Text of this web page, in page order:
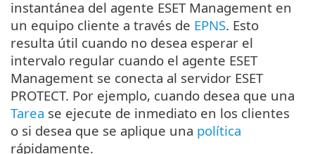
instantánea del agente ESET Management en
un equipo cliente a través de EPNS. Esto
resulta útil cuando no desea esperar el
intervalo regular cuando el agente ESET
Management se conecta al servidor ESET
PROTECT. Por ejemplo, cuando desea que una
Tarea se ejecute de inmediato en los clientes
o si desea que se aplique una política
rápidamente.